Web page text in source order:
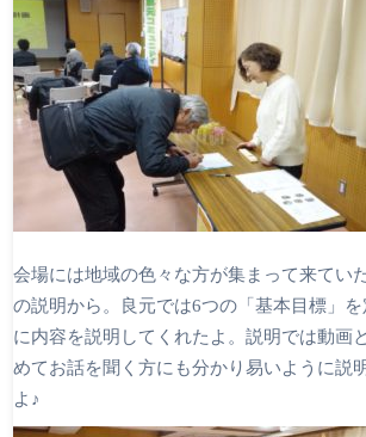
会場には地域の色々な方が集まって来てい
の説明から。良元では6つの「基本目標」
に内容を説明してくれたよ。説明では動画
めてお話を聞く方にも分かり易いように説
よ♪